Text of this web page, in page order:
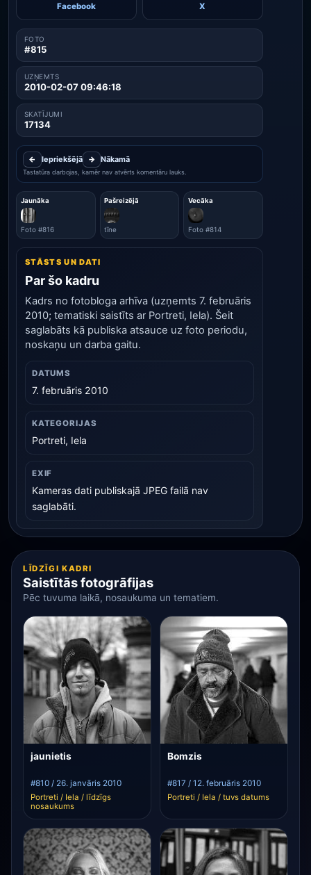
Facebook X
FOTO
#815
UZŅEMTS
2010-02-07 09:46:18
SKATĪJUMI
17134
← Iepriekšējā → Nākamā
Tastatūra darbojas, kamēr nav atvērts komentāru lauks.
Jaunāka
Foto #816
Pašreizējā
tīne
Vecāka
Foto #814
STĀSTS UN DATI
Par šo kadru
Kadrs no fotobloga arhīva (uzņemts 7. februāris
2010; tematiski saistīts ar Portreti, Iela). Šeit
saglabāts kā publiska atsauce uz foto periodu,
noskaņu un darba gaitu.
DATUMS
7. februāris 2010
KATEGORIJAS
Portreti, Iela
EXIF
Kameras dati publiskajā JPEG failā nav
saglabāti.
LĪDZĪGI KADRI
Saistītās fotogrāfijas
Pēc tuvuma laikā, nosaukuma un tematiem.
jaunietis
#810 / 26. janvāris 2010
Portreti / Iela / līdzīgs
nosaukums
Bomzis
#817 / 12. februāris 2010
Portreti / Iela / tuvs datums